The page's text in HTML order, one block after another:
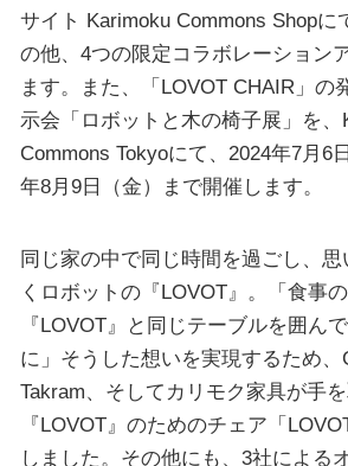
サイト Karimoku Commons Shopに
の他、4つの限定コラボレーション
ます。また、「LOVOT CHAIR」の
示会「ロボットと木の椅子展」を、
Commons Tokyoにて、2024年7月6
年8月9日（金）まで開催します。
同じ家の中で同じ時間を過ごし、
くロボットの『LOVOT』。「食事の
『LOVOT』と同じテーブルを囲ん
に」そうした想いを実現するため、
Takram、そしてカリモク家具が手を
『LOVOT』のためのチェア「
しました。その他にも、3社による